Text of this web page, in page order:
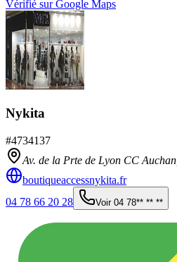
Vérifié sur Google Maps
Nykita
#4734137
Av. de la Prte de Lyon CC Auchan,
boutiqueaccessnykita.fr
04 78 66 20 28
Voir 04 78** ** **